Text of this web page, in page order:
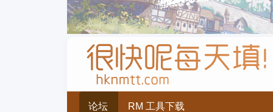
论坛 RM 工具下载